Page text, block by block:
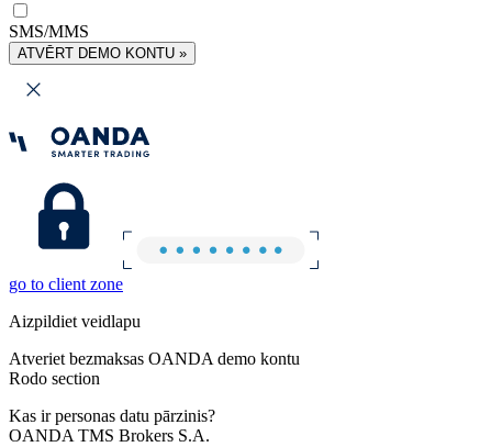
SMS/MMS
ATVĒRT DEMO KONTU »
go to client zone
Aizpildiet veidlapu
Atveriet bezmaksas OANDA demo kontu
Rodo section
Kas ir personas datu pārzinis?
OANDA TMS Brokers S.A.